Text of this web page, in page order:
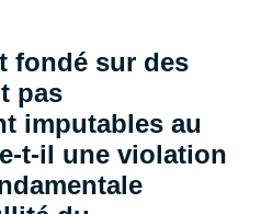
fondé sur des
pas
imputables au
t-il une violation